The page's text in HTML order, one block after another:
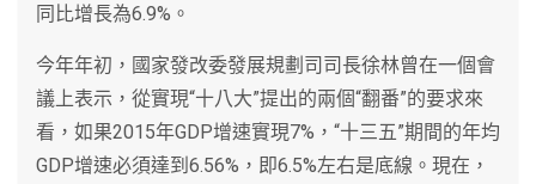
同比增長為6.9%。
今年年初，國家發改委發展規劃司司長徐林曾在一個會
議上表示，從實現“十八大”提出的兩個“翻番”的要求來
看，如果2015年GDP增速實現7%，“十三五”期間的年均
GDP增速必須達到6.56%，即6.5%左右是底線。現在，